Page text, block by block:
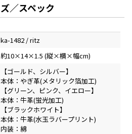
／スペック
ka-1482 / ritz
約10×14×1.5 (縦×横×幅cm)
【ゴールド、シルバー】
本体：やぎ革(メタリック箔加工)
【グリーン、ピンク、イエロー】
本体：牛革(蛍光加工)
【ブラックホワイト】
本体：牛革(水玉ラバープリント)
内装：綿